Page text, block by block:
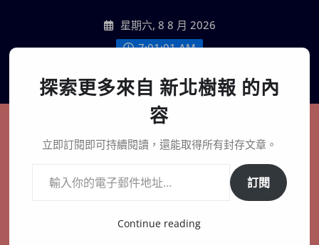
content
星期六, 8 8 月 2026
7:01:03 AM
聯絡我們
新北樹報
在地、記憶、連結、創生
探索更多來自 新北樹報 的內
容
立即訂閱即可持續閱讀，還能取得所有封存文章。
訂閱
Continue reading